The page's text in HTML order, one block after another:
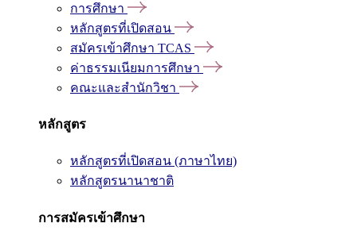
การศึกษา
หลักสูตรที่เปิดสอน
สมัครเข้าศึกษา TCAS
ค่าธรรมเนียมการศึกษา
คณะและสำนักวิชา
หลักสูตร
หลักสูตรที่เปิดสอน (ภาษาไทย)
หลักสูตรนานาชาติ
การสมัครเข้าศึกษา